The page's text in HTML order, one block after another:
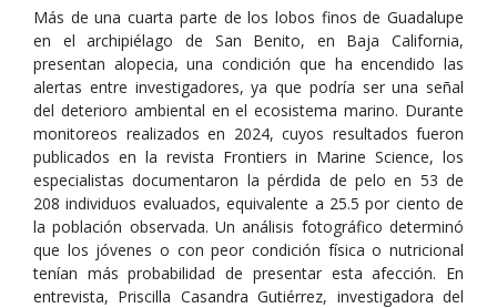
Más de una cuarta parte de los lobos finos de Guadalupe
en el archipiélago de San Benito, en Baja California,
presentan alopecia, una condición que ha encendido las
alertas entre investigadores, ya que podría ser una señal
del deterioro ambiental en el ecosistema marino. Durante
monitoreos realizados en 2024, cuyos resultados fueron
publicados en la revista Frontiers in Marine Science, los
especialistas documentaron la pérdida de pelo en 53 de
208 individuos evaluados, equivalente a 25.5 por ciento de
la población observada. Un análisis fotográfico determinó
que los jóvenes o con peor condición física o nutricional
tenían más probabilidad de presentar esta afección. En
entrevista, Priscilla Casandra Gutiérrez, investigadora del